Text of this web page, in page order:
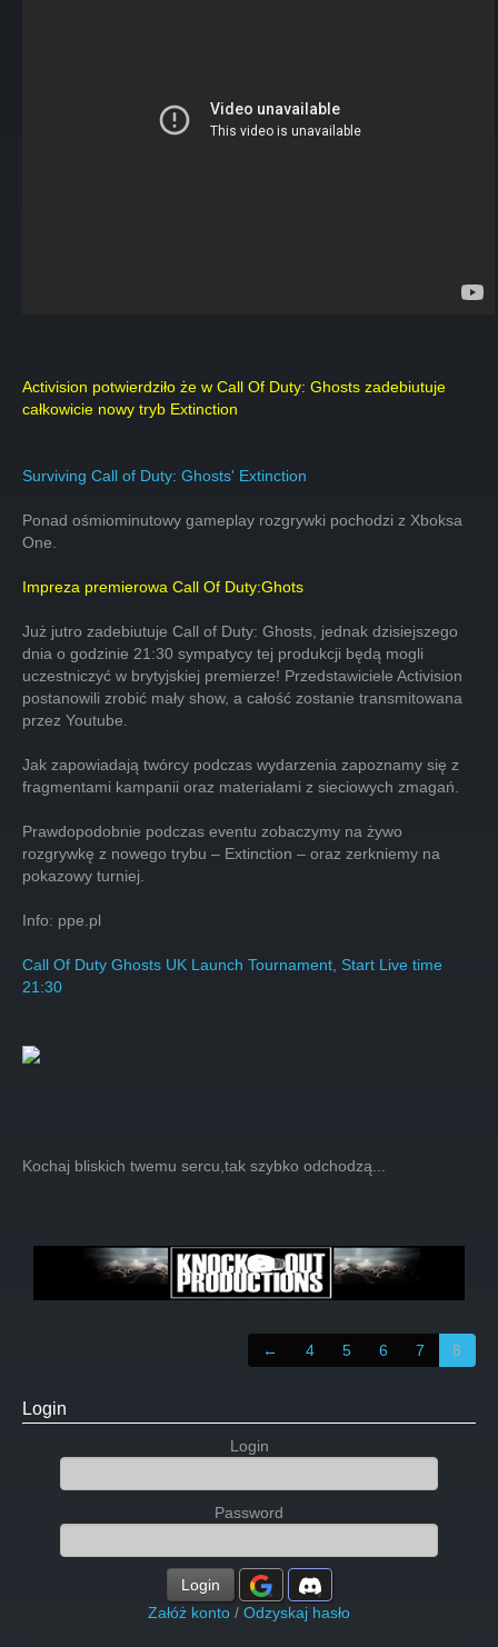
Activision potwierdziło że w Call Of Duty: Ghosts zadebiutuje
całkowicie nowy tryb Extinction
Surviving Call of Duty: Ghosts' Extinction
Ponad ośmiominutowy gameplay rozgrywki pochodzi z Xboksa
One.
Impreza premierowa Call Of Duty:Ghots
Już jutro zadebiutuje Call of Duty: Ghosts, jednak dzisiejszego
dnia o godzinie 21:30 sympatycy tej produkcji będą mogli
uczestniczyć w brytyjskiej premierze! Przedstawiciele Activision
postanowili zrobić mały show, a całość zostanie transmitowana
przez Youtube.
Jak zapowiadają twórcy podczas wydarzenia zapoznamy się z
fragmentami kampanii oraz materiałami z sieciowych zmagań.
Prawdopodobnie podczas eventu zobaczymy na żywo
rozgrywkę z nowego trybu – Extinction – oraz zerkniemy na
pokazowy turniej.
Info: ppe.pl
Call Of Duty Ghosts UK Launch Tournament, Start Live time
21:30
Kochaj bliskich twemu sercu,tak szybko odchodzą...
← 4 5 6 7 8
Login
Login
Password
Login
Załóż konto / Odzyskaj hasło